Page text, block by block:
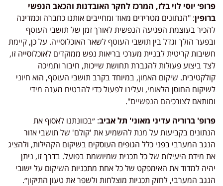
פרופ׳ יוסי לוי בלז, המרכז לחקר האובדנות והכאב הנפשי
ברופין: "הנתונים מטרידים מאוד ומחייבים אותנו כחברה וכמדינה
להכיר בעוצמת הפגיעה הנפשית לאורך זמן של תושבי העוטף
ובפער הולך וגדל בין תושבי העוטף לשאר האוכלוסייה. על כן, קיימת
חשיבות קריטית לבניית מערכי בריאות נפש ממוקדים לאוכלוסייה זו,
לצד ביצוע פעולות להגברת תחושת שייכות, חיבור ותמיכה
קולקטיבית. שיקום האמון, במיוחד בקרב תושבי העוטף, הוא חיוני
לשיקום החוסן הלאומי, ועלינו לפעול כדי להבטיח מענה מידי
ומותאם לצורכיהם הנפשיים".
פרופ' ברוריה עדיני מאוני' תל אביב: ״בכוונתנו לאסוף את
הנתונים בקביעות על מנת להשמיע את 'קולם' של תושבי אזור
הנגב המערבי בפני כלל הגופים העוסקים בשיקום הקהילות, ולהציג
את מידת היעילות של כל תכנית שמיושמת בפועל. בדרך זו, ניתן
יהיה למדוד את האימפקט של כל אחת מתכניות השיקום על ישובי
הנגב המערבי, לחזק תכניות מוצלחות ולשפר את טעון התיקון״.